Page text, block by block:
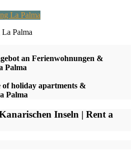
Palma
an Ferienwohnungen &
Palma
of holiday apartments &
Palma
Inseln | Rent a